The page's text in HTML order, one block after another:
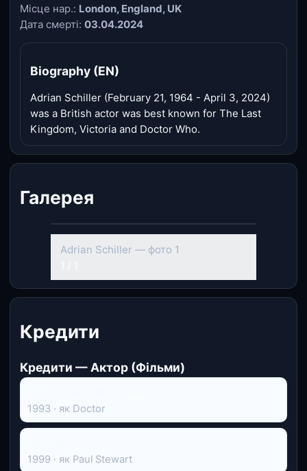
Місце нар.: London, England, UK
Дата смерті: 03.04.2024
Biography (EN)
Adrian Schiller (February 21, 1964 - April 3, 2024)
was a British actor was best known for The Last
Kingdom, Victoria and Doctor Who.
Галерея
Adrian Schiller — фото 1
Кредити
Кредити — Актор (Фільми)
1993 · як Doctor
1999 · як Paul Stewart